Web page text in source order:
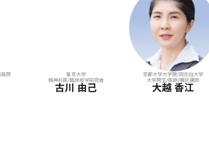
病院
東京大学
精神科医/臨床疫学研究者
古川 由己
京都大学大学院/同志社大学
大学院生/医師/嘱託講師
大越 香江